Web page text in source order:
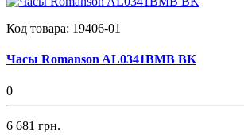
Код товара: 19406-01
Часы Romanson AL0341BMB BK
0
6 681 грн.